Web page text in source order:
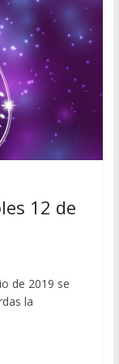
12 de
de 2019 se
la